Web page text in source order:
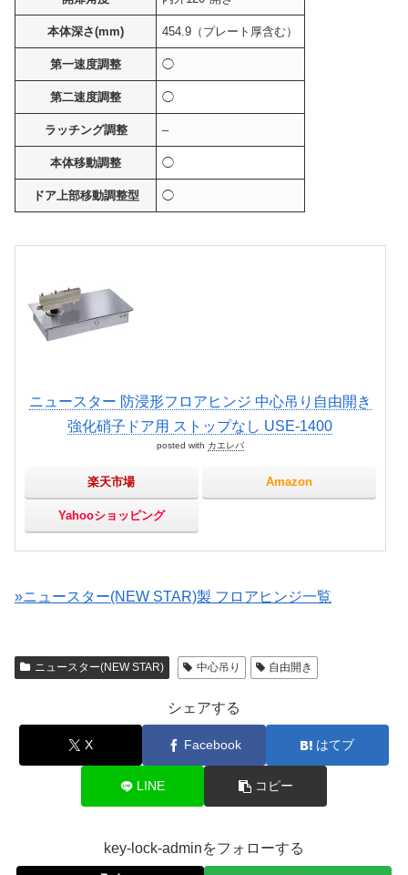
本体深さ(mm) 454.9（プレート厚含む）
第一速度調整 ◯
第二速度調整 ◯
ラッチング調整 –
本体移動調整 ◯
ドア上部移動調整型 ◯
ニュースター 防浸形フロアヒンジ 中心吊り自由開き
強化硝子ドア用 ストップなし USE-1400
posted with カエレバ
楽天市場 Amazon
Yahooショッピング
»ニュースター(NEW STAR)製 フロアヒンジ一覧
ニュースター(NEW STAR) 中心吊り 自由開き
シェアする
X Facebook はてブ
LINE コピー
key-lock-adminをフォローする